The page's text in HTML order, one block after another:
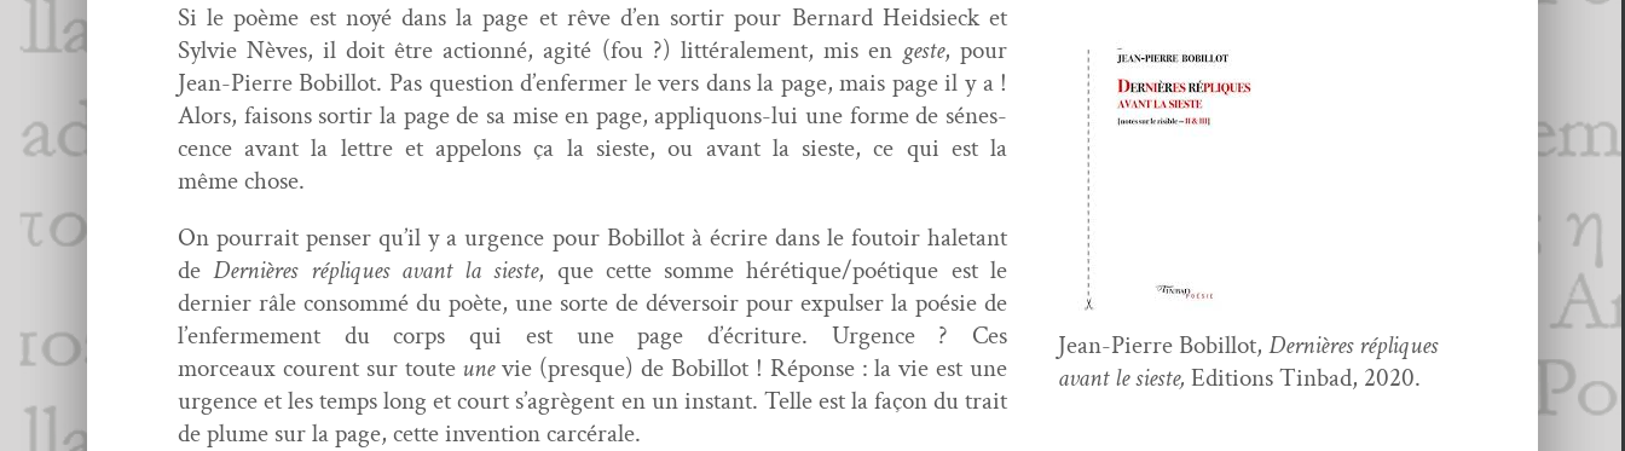
Si le poème est noyé dans la page et rêve d’en sor­tir pour Bernard Hei­d­sieck et
Sylvie Nèves, il doit être action­né, agité (fou ?) lit­térale­ment, mis en geste, pour
Jean-Pierre Bobil­lot. Pas ques­tion d’enfermer le vers dans la page, mais page il y a !
Alors, faisons sor­tir la page de sa mise en page, appliquons-lui une forme de sénes­
cence avant la let­tre et appelons ça la sieste, ou avant la sieste, ce qui est la
même chose.
On pour­rait penser qu’il y a urgence pour Bobil­lot à écrire dans le foutoir hale­tant
deDernières répliques avant la sieste, que cette somme hérétique/poétique est le
dernier râle con­som­mé du poète, une sorte de déver­soir pour expulser la poésie de
l’enfermement du corps qui est une page d’écriture. Urgence ? Ces
morceaux courent sur toute unevie (presque) de Bobil­lot ! Réponse : la vie est une
urgence et les temps long et court s’agrègent en un instant. Telle est la façon du trait
de plume sur la page, cette inven­tion carcérale.
Jean-Pierre Bobil­lot, Dernières répliques
avant le sieste, Edi­tions Tin­bad, 2020.